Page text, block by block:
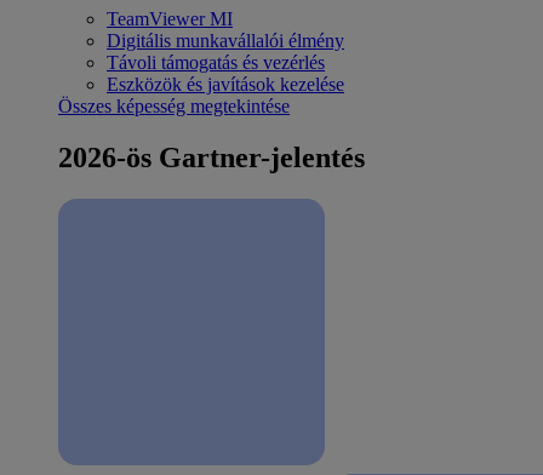
TeamViewer MI
Digitális munkavállalói élmény
Távoli támogatás és vezérlés
Eszközök és javítások kezelése
Összes képesség megtekintése
2026-ös Gartner-jelentés